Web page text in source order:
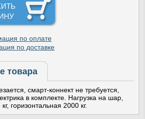
по оплате
по доставке
товара
смарт-коннект не требуется,
в комплекте. Нагрузка на шар,
горизонтальная 2000 кг.